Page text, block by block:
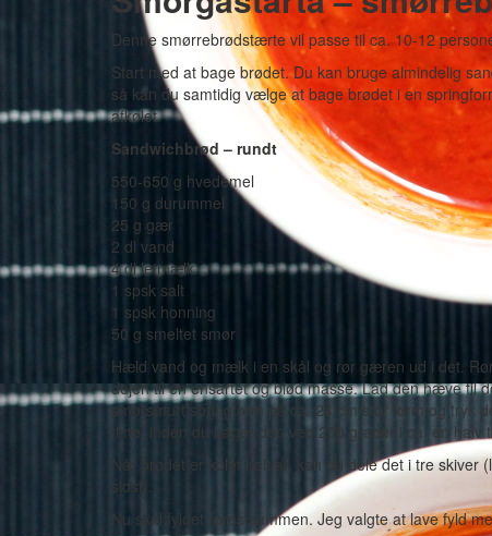
Denne smørrebrødstærte vil passe til ca. 10-12
Start med at bage brødet. Du kan bruge almindelig
så kan du samtidig vælge at bage brødet i en
afkølet.
Sandwichbrød – rundt
550-650 g hvedemel
150 g durummel
25 g gær
2 dl vand
4 dl letmælk
1 spsk salt
1 spsk honning
50 g smeltet smør
Hæld vand og mælk i en skål og rør gæren ud i det.
dejen til en ensartet og blød masse. Lad den hæve til
smørsmurt springform på ca. 24 cm stor form og tryk
time, inden du bager den ved 200 grader i ca. en halv
Når brødet er kølet helt af, kan du dele det i tre skiver
sidst).
Nu skal fyldet røres sammen. Jeg valgte at lave fyld